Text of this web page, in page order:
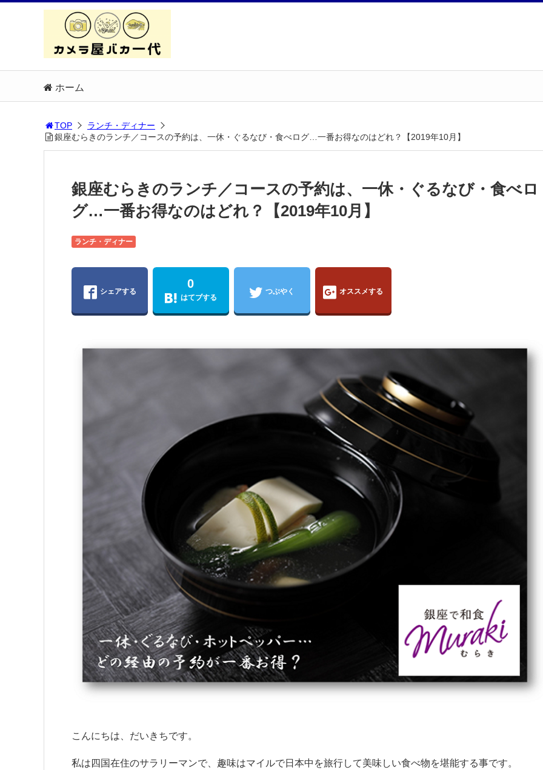
ホーム
TOP
ランチ・ディナー
銀座むらきのランチ／コースの予約は、一休・ぐるなび・食べログ…一番お得なのはどれ？【2019年10月】
銀座むらきのランチ／コースの予約は、一休・ぐるなび・食べロ
グ…一番お得なのはどれ？【2019年10月】
ランチ・ディナー
シェアする
0
はてブする
つぶやく オススメする
こんにちは、だいきちです。
私は四国在住のサラリーマンで、趣味はマイルで日本中を旅行して美味しい食べ物を堪能する事です。